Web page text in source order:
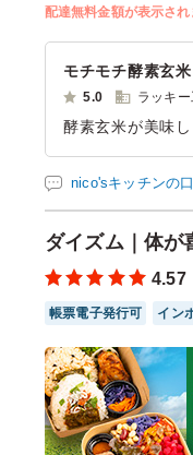
配達無料金額が表示され
モチモチ酵素玄米
5.0 ラッキ
酵素玄米が美味
また機会ありま
ご利用シーン：－
参加者の年齢：－
nico'sキッチンの
ダイズム｜体が
4.57
帳票電子発行可 イン